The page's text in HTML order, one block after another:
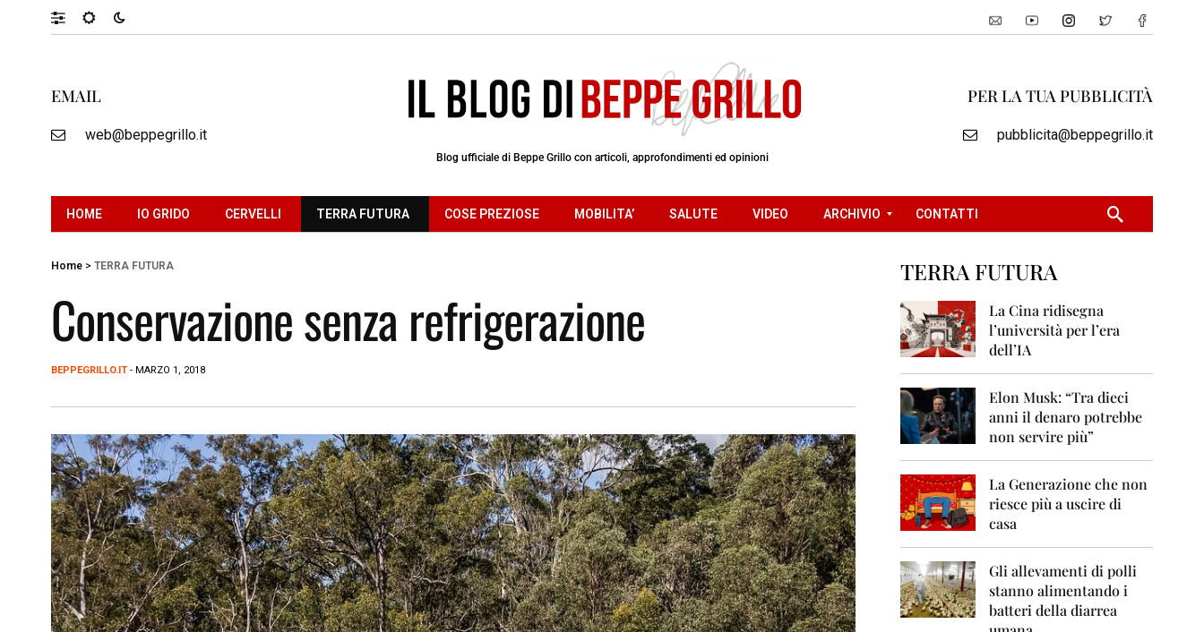
EMAIL
web@beppegrillo.it
Blog ufficiale di Beppe Grillo con articoli, approfondimenti ed opinioni
PER LA TUA PUBBLICITÀ
pubblicita@beppegrillo.it
HOME IO GRIDO CERVELLI TERRA FUTURA COSE PREZIOSE MOBILITA’ SALUTE VIDEO ARCHIVIO
2
0
0
7
2
0
0
8
2
CONTATTI
Home > TERRA FUTURA
Conservazione senza refrigerazione
BEPPEGRILLO.IT - MARZO 1, 2018
TERRA FUTURA
La Cina ridisegna
l’università per l’era
dell’IA
Elon Musk: “Tra dieci
anni il denaro potrebbe
non servire più”
La Generazione che non
riesce più a uscire di
casa
Gli allevamenti di polli
stanno alimentando i
batteri della diarrea